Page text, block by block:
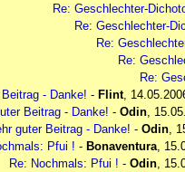
Re: Geschlechter-
Re: Geschlechter-
Re:
Re:
Re:
- Danke! - Flint,
Beitrag - Danke! - Odin
guter Beitrag - Danke! - Odin
Pfui ! - Bonaventura
Re: Nochmals: Pfui ! - Odin